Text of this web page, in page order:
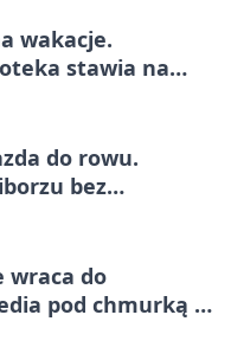
wakacje.
stawia na
do rowu.
bez
wraca do
pod chmurką w